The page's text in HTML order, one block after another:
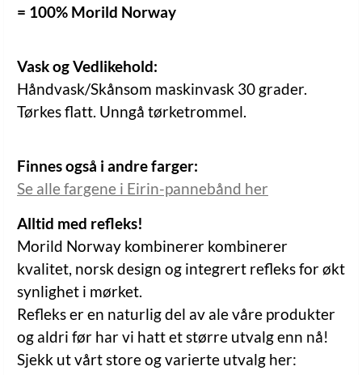
= 100% Morild Norway
Vask og Vedlikehold:
Håndvask/Skånsom maskinvask 30 grader.
Tørkes flatt. Unngå tørketrommel.
Finnes også i andre farger:
Se alle fargene i Eirin-pannebånd her
Alltid med refleks!
Morild Norway kombinerer kombinerer
kvalitet, norsk design og integrert refleks for økt
synlighet i mørket.
Refleks er en naturlig del av ale våre produkter
og aldri før har vi hatt et større utvalg enn nå!
Sjekk ut vårt store og varierte utvalg her: